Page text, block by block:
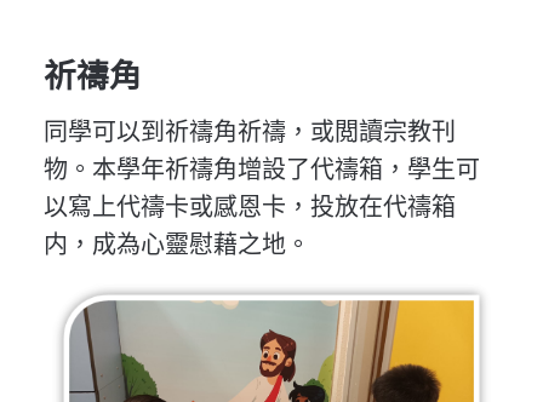
祈禱角
同學可以到祈禱角祈禱，或閲讀宗教刊
物。本學年祈禱角增設了代禱箱，學生可
以寫上代禱卡或感恩卡，投放在代禱箱
内，成為心靈慰藉之地。